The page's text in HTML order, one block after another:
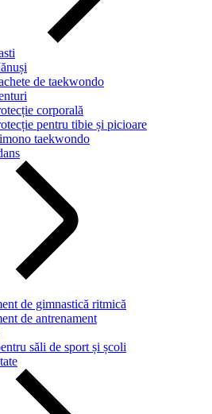
de taekwondo
corporală
pentru tibie și picioare
taekwondo
de gimnastică ritmică
de antrenament
săli de sport și școli